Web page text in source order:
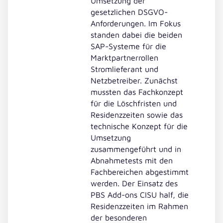
gesetzlichen DSGVO-
Anforderungen. Im Fokus
standen dabei die beiden
SAP-Systeme für die
Marktpartnerrollen
Stromlieferant und
Netzbetreiber. Zunächst
mussten das Fachkonzept
für die Löschfristen und
Residenzzeiten sowie das
technische Konzept für die
Umsetzung
zusammengeführt und in
Abnahmetests mit den
Fachbereichen abgestimmt
werden. Der Einsatz des
PBS Add-ons CISU half, die
Residenzzeiten im Rahmen
der besonderen